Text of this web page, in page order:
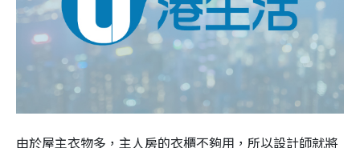
由於屋主衣物多，主人房的衣櫃不夠用，所以設計師就將